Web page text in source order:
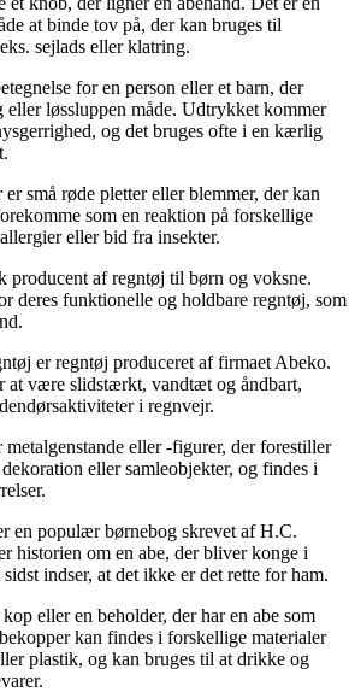
at binde tov på, der kan bruges til
sejlads eller klatring.
for en person eller et barn, der
eller løssluppen måde. Udtrykket kommer
og det bruges ofte i en kærlig
små røde pletter eller blemmer, der kan
som en reaktion på forskellige
eller bid fra insekter.
producent af regntøj til børn og voksne.
deres funktionelle og holdbare regntøj, som
er regntøj produceret af firmaet Abeko.
at være slidstærkt, vandtæt og åndbart,
i regnvejr.
eller -figurer, der forestiller
eller samleobjekter, og findes i
en populær børnebog skrevet af H.C.
historien om en abe, der bliver konge i
indser, at det ikke er det rette for ham.
eller en beholder, der har en abe som
kan findes i forskellige materialer
plastik, og kan bruges til at drikke og